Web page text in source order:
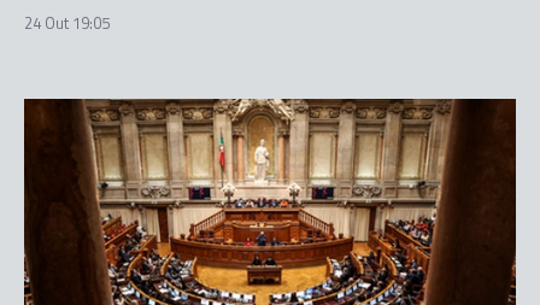
24 Out 19:05